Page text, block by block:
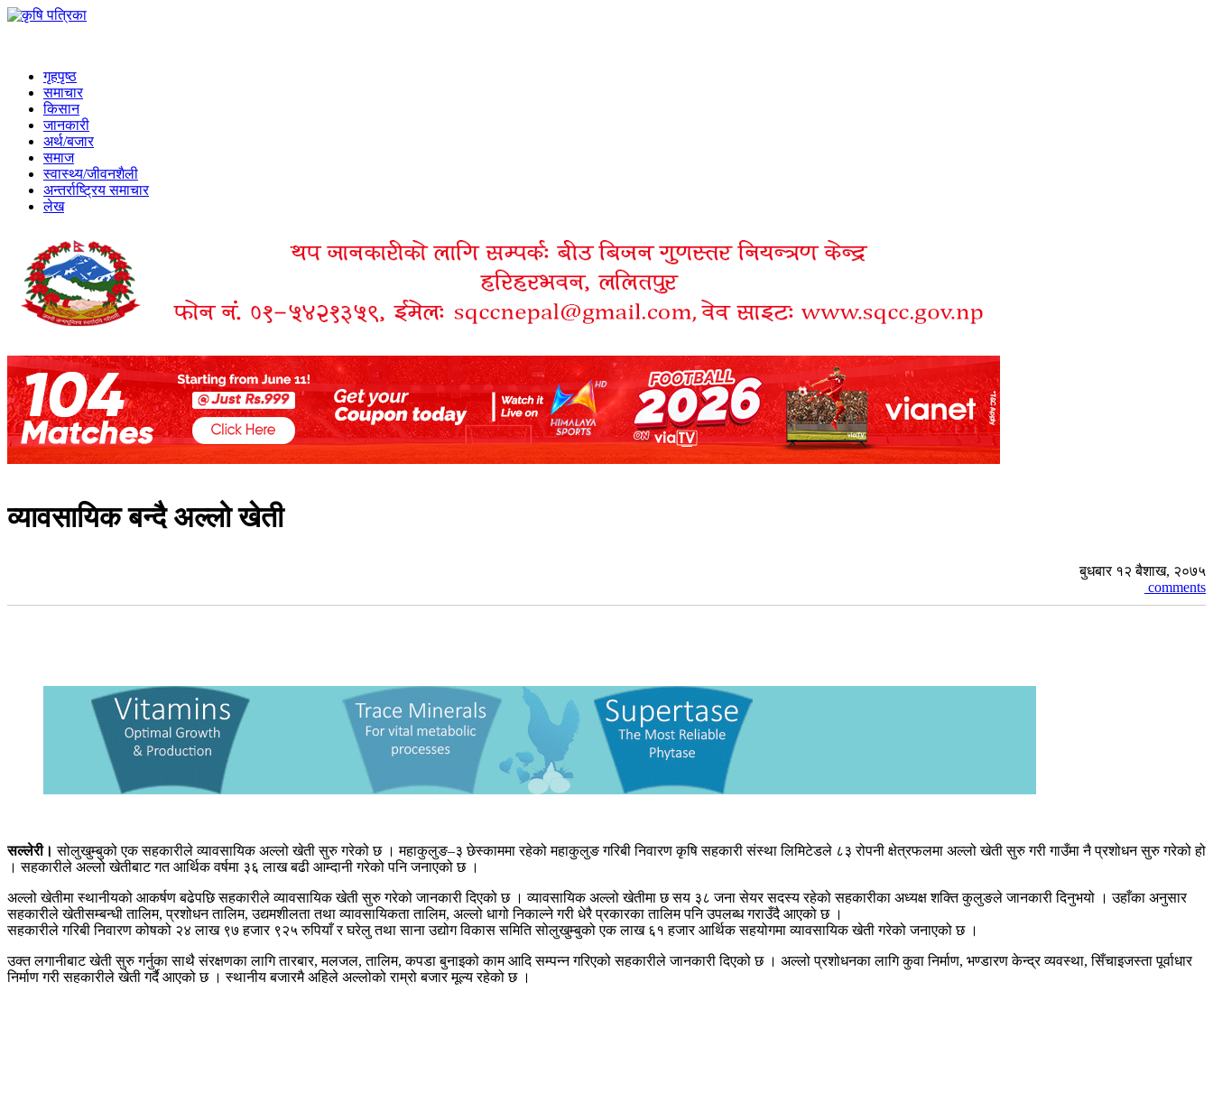
गृहपृष्ठ
समाचार
किसान
जानकारी
अर्थ/बजार
समाज
स्वास्थ्य/जीवनशैली
अन्तर्राष्ट्रिय समाचार
लेख
व्यावसायिक बन्दै अल्लो खेती
बुधबार १२ बैशाख, २०७५
comments
सल्लेरी। सोलुखुम्बुको एक सहकारीले व्यावसायिक अल्लो खेती सुरु गरेको छ । महाकुलुङ–३ छेस्काममा रहेको महाकुलुङ गरिबी निवारण कृषि सहकारी संस्था लिमिटेडले ८३ रोपनी क्षेत्रफलमा अल्लो खेती सुरु गरी गाउँमा नै प्रशोधन सुरु गरेको हो
। सहकारीले अल्लो खेतीबाट गत आर्थिक वर्षमा ३६ लाख बढी आम्दानी गरेको पनि जनाएको छ ।
अल्लो खेतीमा स्थानीयको आकर्षण बढेपछि सहकारीले व्यावसायिक खेती सुरु गरेको जानकारी दिएको छ । व्यावसायिक अल्लो खेतीमा छ सय ३८ जना सेयर सदस्य रहेको सहकारीका अध्यक्ष शक्ति कुलुङले जानकारी दिनुभयो । उहाँका अनुसार
सहकारीले खेतीसम्बन्धी तालिम, प्रशोधन तालिम, उद्यमशीलता तथा व्यावसायिकता तालिम, अल्लो धागो निकाल्ने गरी धेरै प्रकारका तालिम पनि उपलब्ध गराउँदै आएको छ ।
सहकारीले गरिबी निवारण कोषको २४ लाख ९७ हजार ९२५ रुपियाँ र घरेलु तथा साना उद्योग विकास समिति सोलुखुम्बुको एक लाख ६१ हजार आर्थिक सहयोगमा व्यावसायिक खेती गरेको जनाएको छ ।
उक्त लगानीबाट खेती सुरु गर्नुका साथै संरक्षणका लागि तारबार, मलजल, तालिम, कपडा बुनाइको काम आदि सम्पन्न गरिएको सहकारीले जानकारी दिएको छ । अल्लो प्रशोधनका लागि कुवा निर्माण, भण्डारण केन्द्र व्यवस्था, सिँचाइजस्ता पूर्वाधार
निर्माण गरी सहकारीले खेती गर्दै आएको छ । स्थानीय बजारमै अहिले अल्लोको राम्रो बजार मूल्य रहेको छ ।